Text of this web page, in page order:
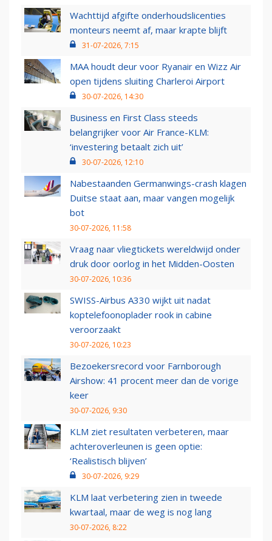
Wachttijd afgifte onderhoudslicenties
monteurs neemt af, maar krapte blijft
31-07-2026, 7:15
MAA houdt deur voor Ryanair en Wizz Air
open tijdens sluiting Charleroi Airport
30-07-2026, 14:30
Business en First Class steeds
belangrijker voor Air France-KLM:
‘investering betaalt zich uit’
30-07-2026, 12:10
Nabestaanden Germanwings-crash klagen
Duitse staat aan, maar vangen mogelijk
bot
30-07-2026, 11:58
Vraag naar vliegtickets wereldwijd onder
druk door oorlog in het Midden-Oosten
30-07-2026, 10:36
SWISS-Airbus A330 wijkt uit nadat
koptelefoonoplader rook in cabine
veroorzaakt
30-07-2026, 10:23
Bezoekersrecord voor Farnborough
Airshow: 41 procent meer dan de vorige
keer
30-07-2026, 9:30
KLM ziet resultaten verbeteren, maar
achteroverleunen is geen optie:
‘Realistisch blijven’
30-07-2026, 9:29
KLM laat verbetering zien in tweede
kwartaal, maar de weg is nog lang
30-07-2026, 8:22